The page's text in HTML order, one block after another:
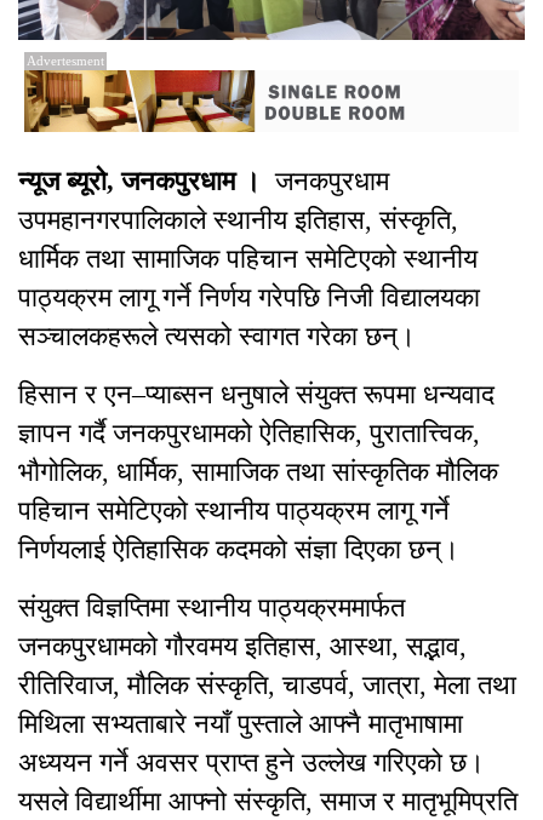
Advertesment
न्यूज ब्यूरो, जनकपुरधाम । जनकपुरधाम
उपमहानगरपालिकाले स्थानीय इतिहास, संस्कृति,
धार्मिक तथा सामाजिक पहिचान समेटिएको स्थानीय
पाठ्यक्रम लागू गर्ने निर्णय गरेपछि निजी विद्यालयका
सञ्चालकहरूले त्यसको स्वागत गरेका छन्।
हिसान र एन–प्याब्सन धनुषाले संयुक्त रूपमा धन्यवाद
ज्ञापन गर्दै जनकपुरधामको ऐतिहासिक, पुरातात्त्विक,
भौगोलिक, धार्मिक, सामाजिक तथा सांस्कृतिक मौलिक
पहिचान समेटिएको स्थानीय पाठ्यक्रम लागू गर्ने
निर्णयलाई ऐतिहासिक कदमको संज्ञा दिएका छन्।
संयुक्त विज्ञप्तिमा स्थानीय पाठ्यक्रममार्फत
जनकपुरधामको गौरवमय इतिहास, आस्था, सद्भाव,
रीतिरिवाज, मौलिक संस्कृति, चाडपर्व, जात्रा, मेला तथा
मिथिला सभ्यताबारे नयाँ पुस्ताले आफ्नै मातृभाषामा
अध्ययन गर्ने अवसर प्राप्त हुने उल्लेख गरिएको छ।
यसले विद्यार्थीमा आफ्नो संस्कृति, समाज र मातृभूमिप्रति